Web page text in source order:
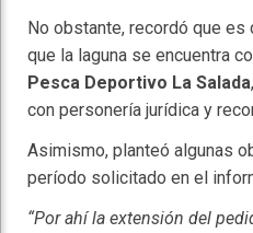
No obstante, recordó que
que la laguna se encuentra
Pesca Deportivo La Salada
con personería jurídica y
Asimismo, planteó algunas
período solicitado en el
“Por ahí la extensión del